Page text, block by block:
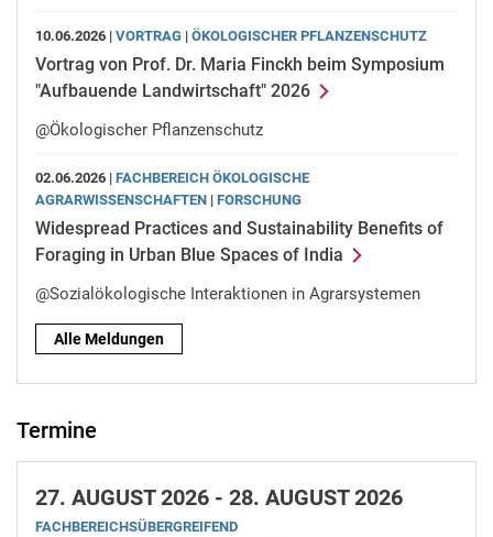
10.06.2026 | VORTRAG | ÖKOLOGISCHER PFLANZENSCHUTZ
Vortrag von Prof. Dr. Maria Finckh beim Symposium
"Aufbauende Landwirtschaft" 2026
@Ökologischer Pflanzenschutz
02.06.2026 | FACHBEREICH ÖKOLOGISCHE
AGRARWISSENSCHAFTEN | FORSCHUNG
Widespread Practices and Sustainability Benefits of
Foraging in Urban Blue Spaces of India
@Sozialökologische Interaktionen in Agrarsystemen
Alle Meldungen
Termine
27. AUGUST 2026 - 28. AUGUST 2026
FACHBEREICHSÜBERGREIFEND